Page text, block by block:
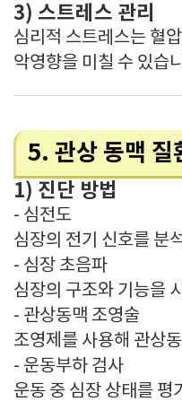
3) 스트레스 관리
심리적 스트레스는 혈
악영향을 미칠 수 있습
5. 관상 동맥 질
1) 진단 방법
- 심전도
심장의 전기 신호를 분
- 심장 초음파
심장의 구조와 기능을
- 관상동맥 조영술
조영제를 사용해 관상
- 운동부하 검사
운동 중 심장 상태를 평